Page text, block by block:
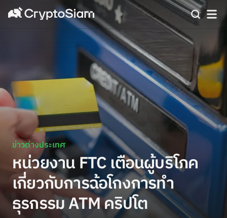
ข่าวต่างประเทศ
หน่วยงาน FTC เตือนผู้บริโภค
เกี่ยวกับการฉ้อโกงการทำ
ธุรกรรม ATM คริปโต